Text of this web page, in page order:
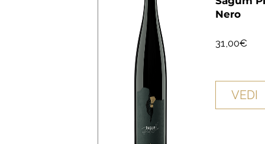
Nero
31,00€
VEDI